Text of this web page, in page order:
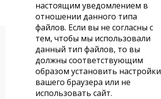
настоящим уведомлением в
отношении данного типа
файлов. Если вы не согласны с
тем, чтобы мы использовали
данный тип файлов, то вы
должны соответствующим
образом установить настройки
вашего браузера или не
использовать сайт.